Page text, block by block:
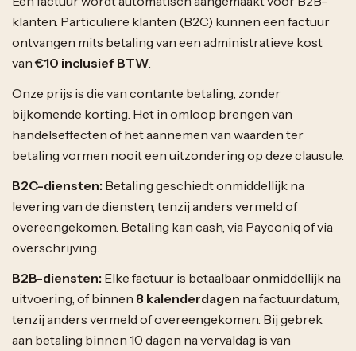
klanten. Particuliere klanten (B2C) kunnen een factuur
ontvangen mits betaling van een administratieve kost
van€10 inclusief BTW
Onze prijs is die van contante betaling, zonder
bijkomende korting. Het in omloop brengen van
handelseffecten of het aannemen van waarden ter
betaling vormen nooit een uitzondering op deze clausule.
B2C-diensten: Betaling geschiedt onmiddellijk na
levering van de diensten, tenzij anders vermeld of
overeengekomen. Betaling kan cash, via Payconiq of via
overschrijving.
B2B-diensten: Elke factuur is betaalbaar onmiddellijk na
uitvoering, of binnen 8 kalenderdagen na factuurdatum,
tenzij anders vermeld of overeengekomen. Bij gebrek
aan betaling binnen 10 dagen na vervaldag is van